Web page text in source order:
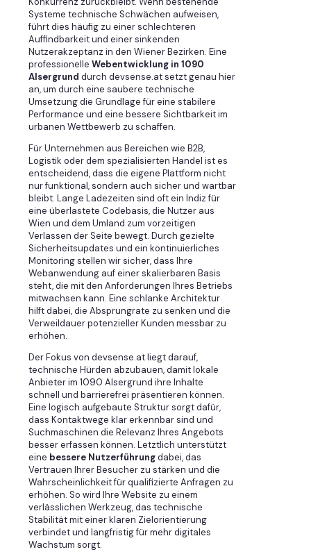
Systeme technische Schwächen aufweisen,
führt dies häufig zu einer schlechteren
Auffindbarkeit und einer sinkenden
Nutzerakzeptanz in den Wiener Bezirken. Eine
professionelle Webentwicklung in 1090
Alsergrund durch devsense.at setzt genau hier
an, um durch eine saubere technische
Umsetzung die Grundlage für eine stabilere
Performance und eine bessere Sichtbarkeit im
urbanen Wettbewerb zu schaffen.
Für Unternehmen aus Bereichen wie B2B,
Logistik oder dem spezialisierten Handel ist es
entscheidend, dass die eigene Plattform nicht
nur funktional, sondern auch sicher und wartbar
bleibt. Lange Ladezeiten sind oft ein Indiz für
eine überlastete Codebasis, die Nutzer aus
Wien und dem Umland zum vorzeitigen
Verlassen der Seite bewegt. Durch gezielte
Sicherheitsupdates und ein kontinuierliches
Monitoring stellen wir sicher, dass Ihre
Webanwendung auf einer skalierbaren Basis
steht, die mit den Anforderungen Ihres Betriebs
mitwachsen kann. Eine schlanke Architektur
hilft dabei, die Absprungrate zu senken und die
Verweildauer potenzieller Kunden messbar zu
erhöhen.
Der Fokus von devsense.at liegt darauf,
technische Hürden abzubauen, damit lokale
Anbieter im 1090 Alsergrund ihre Inhalte
schnell und barrierefrei präsentieren können.
Eine logisch aufgebaute Struktur sorgt dafür,
dass Kontaktwege klar erkennbar sind und
Suchmaschinen die Relevanz Ihres Angebots
besser erfassen können. Letztlich unterstützt
eine bessere Nutzerführungdabei, das
Vertrauen Ihrer Besucher zu stärken und die
Wahrscheinlichkeit für qualifizierte Anfragen zu
erhöhen. So wird Ihre Website zu einem
verlässlichen Werkzeug, das technische
Stabilität mit einer klaren Zielorientierung
verbindet und langfristig für mehr digitales
Wachstum sorgt.